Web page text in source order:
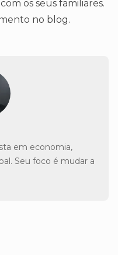
os seus familiares.
no blog.
em economia,
Seu foco é mudar a